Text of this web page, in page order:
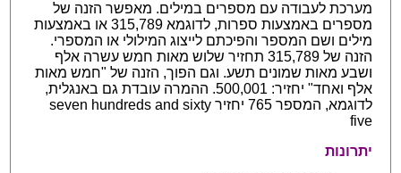
מערכת לעבודה עם מספרים במילים. מאפשר הזנה של
מספרים באמצעות ספרות, לדוגמא 315,789 או באמצעות
מילים ושם המספר והפיכתם לייצוג המילולי או המספרי.
הזנה של 315,789 תחזיר שלוש מאות חמש עשרה אלף
ושבע מאות שמונים תשע. וגם הפוך, הזנה של "חמש מאות
אלף ואחד" יחזיר: 500,001. ההמרה עובדת גם באנגלית,
לדוגמא, המספר 765 יחזיר seven hundreds and sixty
five
יתרונות